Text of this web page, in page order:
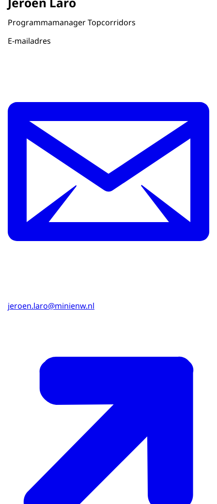
Programmamanager Topcorridors
E-mailadres
jeroen.laro@minienw.nl